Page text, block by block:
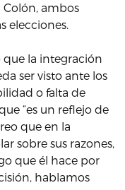
Colón, ambos
elecciones.
que la integración
ser visto ante los
o falta de
“es un reflejo de
que en la
sobre sus razones,
que él hace por
hablamos